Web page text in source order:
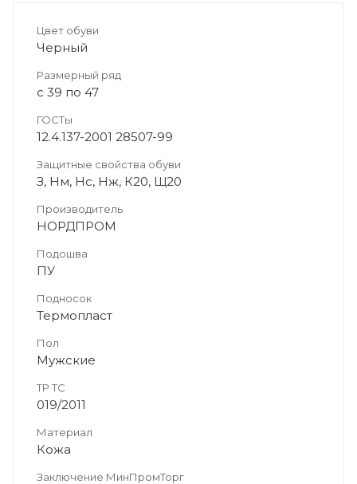
Цвет обуви
Черный
Размерный ряд
с 39 по 47
ГОСТы
12.4.137-2001 28507-99
Защитные свойства обуви
З, Нм, Нс, Нж, К20, Щ20
Производитель
НОРДПРОМ
Подошва
ПУ
Подносок
Термопласт
Пол
Мужские
ТР ТС
019/2011
Материал
Кожа
Заключение МинПромТорг